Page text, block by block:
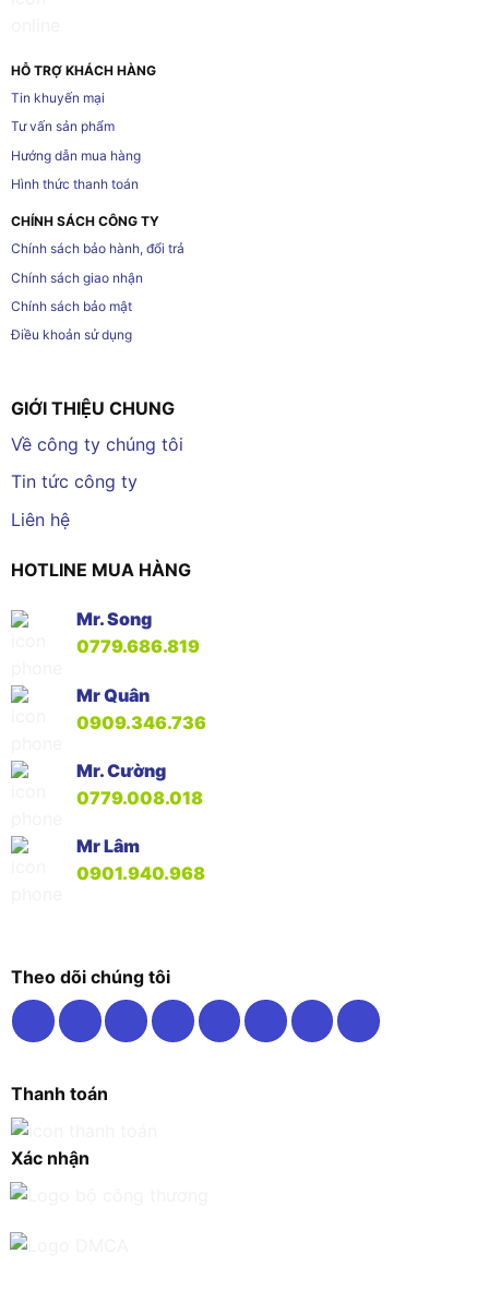
HỖ TRỢ KHÁCH HÀNG
Tin khuyến mại
Tư vấn sản phẩm
Hướng dẫn mua hàng
Hình thức thanh toán
CHÍNH SÁCH CÔNG TY
Chính sách bảo hành, đổi trả
Chính sách giao nhận
Chính sách bảo mật
Điều khoản sử dụng
GIỚI THIỆU CHUNG
Về công ty chúng tôi
Tin tức công ty
Liên hệ
HOTLINE MUA HÀNG
Mr. Song
0779.686.819
Mr Quân
0909.346.736
Mr. Cường
0779.008.018
Mr Lâm
0901.940.968
Theo dõi chúng tôi
Thanh toán
Xác nhận